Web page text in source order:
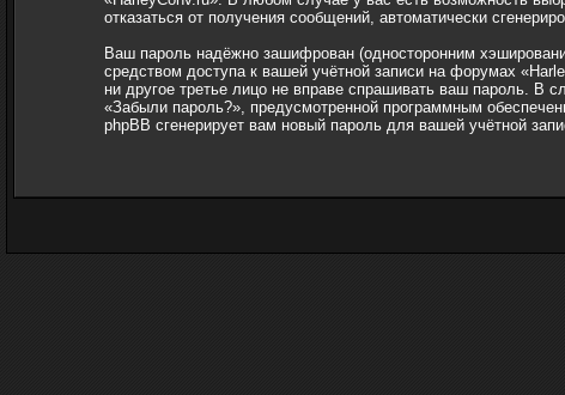
отказаться от получения сообщений, автоматически
Ваш пароль надёжно зашифрован (односторонним
средством доступа к вашей учётной записи на форумах
ни другое третье лицо не вправе спрашивать ваш пароль. В
«Забыли пароль?», предусмотренной программным
phpBB сгенерирует вам новый пароль для вашей учётной